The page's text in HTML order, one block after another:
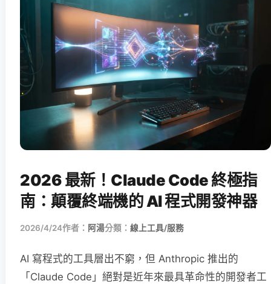
2026 最新！Claude Code 終極指
南：顛覆終端機的 AI 程式開發神器
2026/4/24作者： 阿湯分類： 線上工具/服務
AI 寫程式的工具層出不窮，但 Anthropic 推出的
「Claude Code」絕對是近年來最具革命性的開發者工